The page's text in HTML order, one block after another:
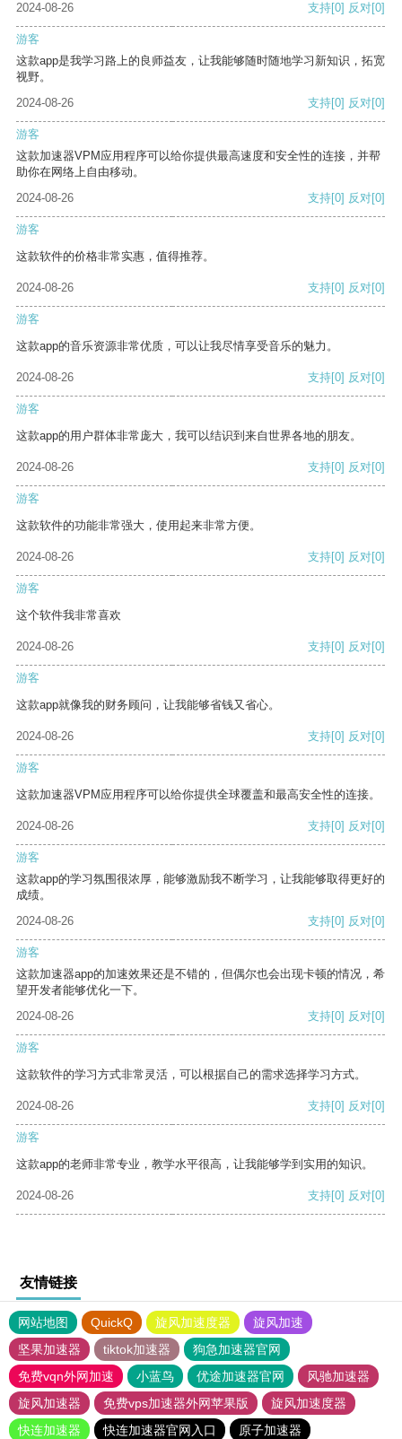
2024-08-26
支持[0] 反对[0]
游客
这款app是我学习路上的良师益友，让我能够随时随地学习新知识，拓宽
视野。
2024-08-26
支持[0] 反对[0]
游客
这款加速器VPM应用程序可以给你提供最高速度和安全性的连接，并帮
助你在网络上自由移动。
2024-08-26
支持[0] 反对[0]
游客
这款软件的价格非常实惠，值得推荐。
2024-08-26 支持[0] 反对[0]
游客
这款app的音乐资源非常优质，可以让我尽情享受音乐的魅力。
2024-08-26 支持[0] 反对[0]
游客
这款app的用户群体非常庞大，我可以结识到来自世界各地的朋友。
2024-08-26 支持[0] 反对[0]
游客
这款软件的功能非常强大，使用起来非常方便。
2024-08-26 支持[0] 反对[0]
游客
这个软件我非常喜欢
2024-08-26 支持[0] 反对[0]
游客
这款app就像我的财务顾问，让我能够省钱又省心。
2024-08-26 支持[0] 反对[0]
游客
这款加速器VPM应用程序可以给你提供全球覆盖和最高安全性的连接。
2024-08-26 支持[0] 反对[0]
游客
这款app的学习氛围很浓厚，能够激励我不断学习，让我能够取得更好的
成绩。
2024-08-26
支持[0] 反对[0]
游客
这款加速器app的加速效果还是不错的，但偶尔也会出现卡顿的情况，希
望开发者能够优化一下。
2024-08-26
支持[0] 反对[0]
游客
这款软件的学习方式非常灵活，可以根据自己的需求选择学习方式。
2024-08-26 支持[0] 反对[0]
游客
这款app的老师非常专业，教学水平很高，让我能够学到实用的知识。
2024-08-26 支持[0] 反对[0]
友情链接
网站地图 QuickQ 旋风加速度器
旋风加速
坚果加速器
tiktok加速器
狗急加速器官网
免费vqn外网加速
小蓝鸟 优途加速器官网
风驰加速器
旋风加速器
免费vps加速器外网苹果版
旋风加速度器
快连加速器
快连加速器官网入口 原子加速器